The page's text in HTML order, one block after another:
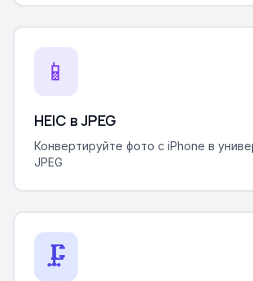
📱
HEIC в JPEG
Конвертируйте фото с iPhone в
JPEG
🗜️